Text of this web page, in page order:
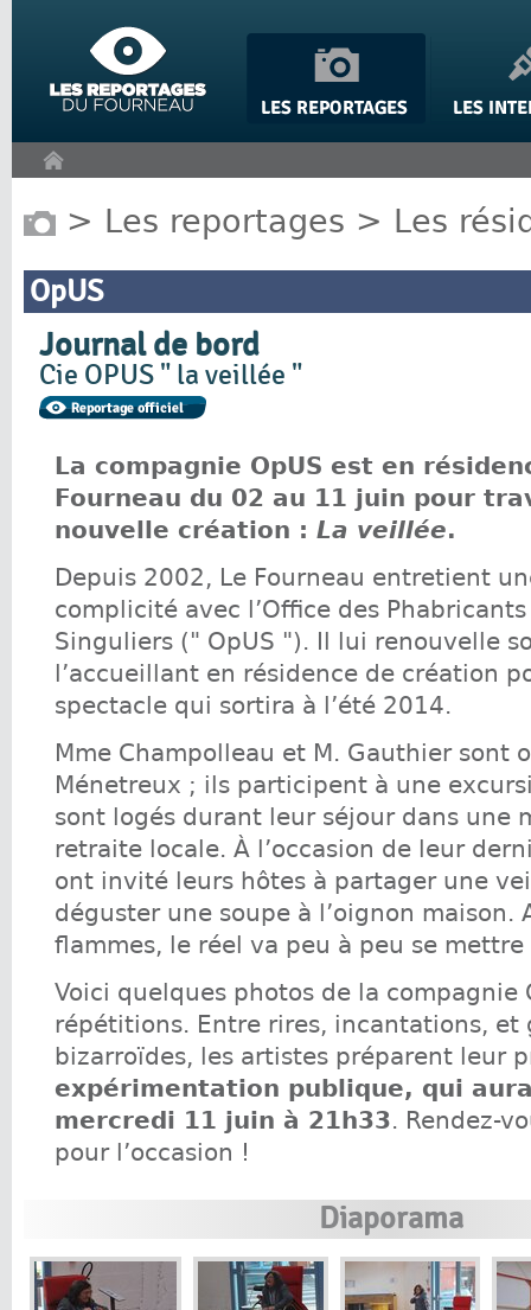
> Les reportages > Les
OpUS
Journal de bord
Cie OPUS " la veillée "
La compagnie OpUS est en
Fourneau du 02 au 11 juin pour
nouvelle création : La veillée.
Depuis 2002, Le Fourneau entretient
complicité avec l’Office des Phabricants
Singuliers (" OpUS "). Il lui renouvelle
l’accueillant en résidence de création
spectacle qui sortira à l’été 2014.
Mme Champolleau et M. Gauthier sont
Ménetreux ; ils participent à une
sont logés durant leur séjour dans une
retraite locale. À l’occasion de leur
ont invité leurs hôtes à partager une
déguster une soupe à l’oignon maison.
flammes, le réel va peu à peu se
Voici quelques photos de la compagnie
répétitions. Entre rires, incantations, et
bizarroïdes, les artistes préparent leur
expérimentation publique, qui
mercredi 11 juin à 21h33. Rendez-
pour l’occasion !
Diaporama